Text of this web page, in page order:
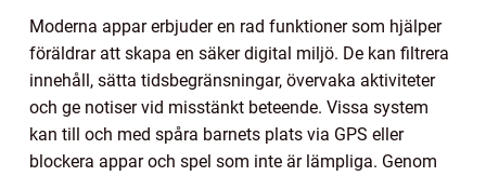
Moderna appar erbjuder en rad funktioner som hjälper
föräldrar att skapa en säker digital miljö. De kan filtrera
innehåll, sätta tidsbegränsningar, övervaka aktiviteter
och ge notiser vid misstänkt beteende. Vissa system
kan till och med spåra barnets plats via GPS eller
blockera appar och spel som inte är lämpliga. Genom